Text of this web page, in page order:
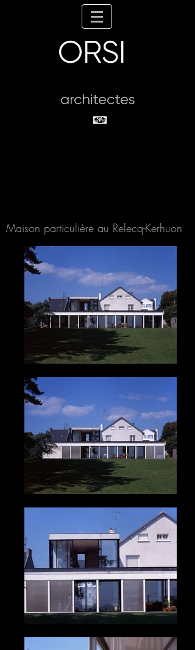
ORSI
architectes
Maison particulière au Relecq-Kerhuon